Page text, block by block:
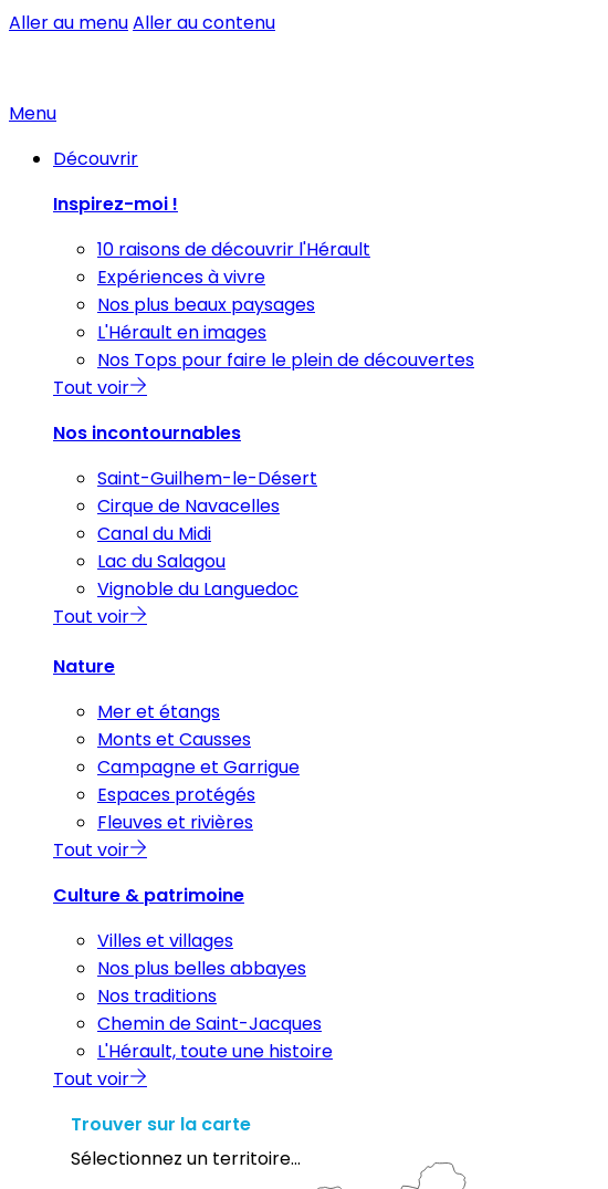
Aller au menuAller au contenu
Menu
Découvrir
Inspirez-moi !
10 raisons de découvrir l'Hérault
Expériences à vivre
Nos plus beaux paysages
L'Hérault en images
Nos Tops pour faire le plein de découvertes
Tout voir
Nos incontournables
Saint-Guilhem-le-Désert
Cirque de Navacelles
Canal du Midi
Lac du Salagou
Vignoble du Languedoc
Tout voir
Nature
Mer et étangs
Monts et Causses
Campagne et Garrigue
Espaces protégés
Fleuves et rivières
Tout voir
Culture & patrimoine
Villes et villages
Nos plus belles abbayes
Nos traditions
Chemin de Saint-Jacques
L'Hérault, toute une histoire
Tout voir
Trouver sur la carte
Sélectionnez un territoire...